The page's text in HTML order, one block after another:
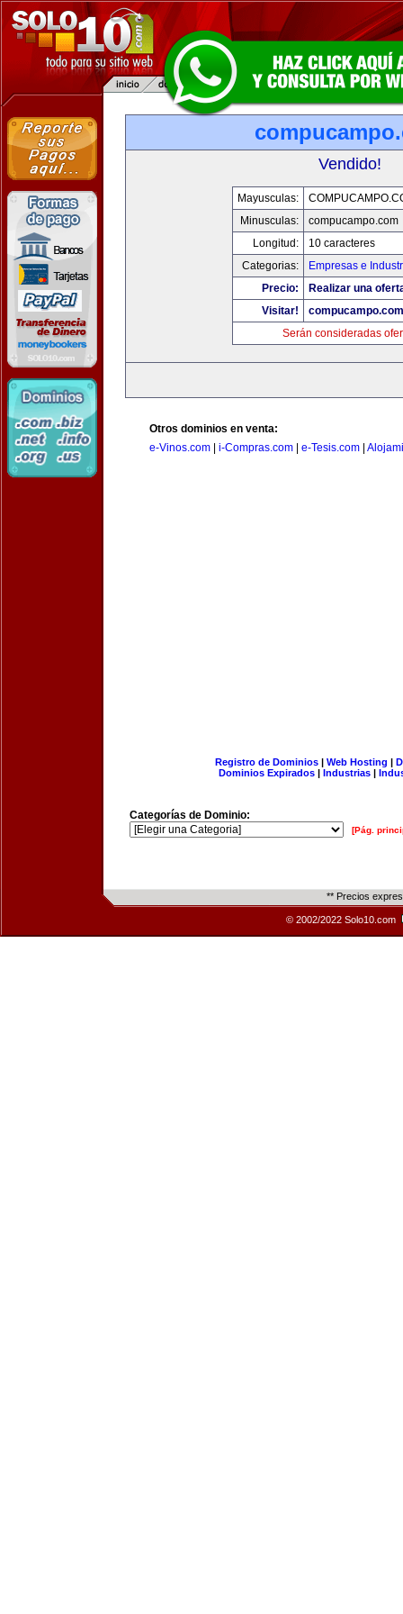
Vendido!
Mayusculas:
Minusculas:
compucampo.com
Longitud:
10 caracteres
Categorias:
Empresas e
Precio:
Realizar una
Visitar!
compucampo.com
Serán consideradas
Otros dominios en venta:
e-Vinos.com
i-Compras.com e-Tesis.com
Registro de Dominios| Web Hosting |
Dominios Expirados | Industrias |
Categorías de Dominio:
[Pág.
** Precios
© 2002/2022 Solo10.com